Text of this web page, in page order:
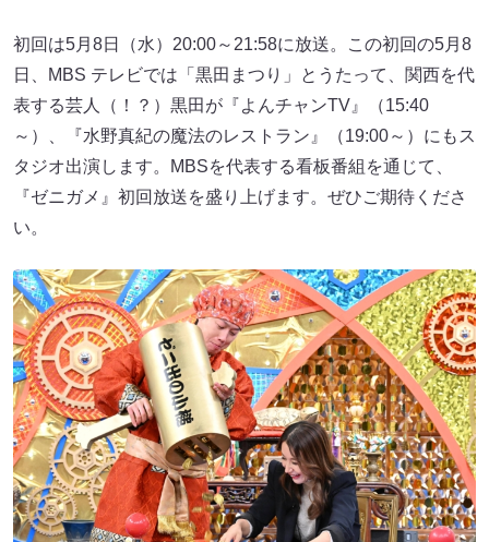
初回は5月8日（水）20:00～21:58に放送。この初回の5月8
日、MBS テレビでは「黒田まつり」とうたって、関西を代
表する芸人（！？）黒田が『よんチャンTV』（15:40
～）、『水野真紀の魔法のレストラン』（19:00～）にもス
タジオ出演します。MBSを代表する看板番組を通じて、
『ゼニガメ』初回放送を盛り上げます。ぜひご期待くださ
い。